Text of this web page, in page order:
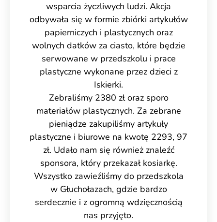
wsparcia życzliwych ludzi. Akcja
odbywała się w formie zbiórki artykułów
papierniczych i plastycznych oraz
wolnych datków za ciasto, które będzie
serwowane w przedszkolu i prace
plastyczne wykonane przez dzieci z
Iskierki.
Zebraliśmy 2380 zł oraz sporo
materiałów plastycznych. Za zebrane
pieniądze zakupiliśmy artykuły
plastyczne i biurowe na kwotę 2293, 97
zł. Udało nam się również znaleźć
sponsora, który przekazał kosiarkę.
Wszystko zawieźliśmy do przedszkola
w Głuchołazach, gdzie bardzo
serdecznie i z ogromną wdzięcznością
nas przyjęto.